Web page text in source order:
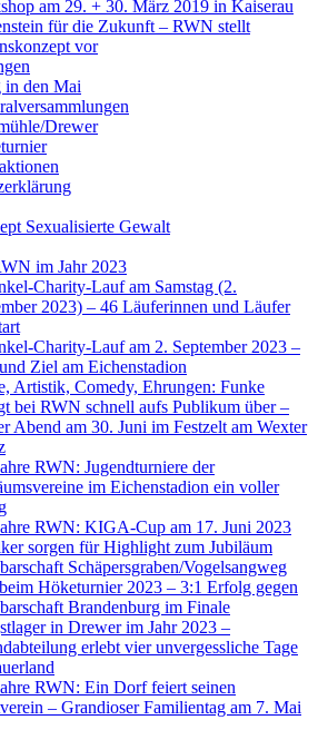
am 29. + 30. März 2019 in Kaiserau
für die Zukunft – RWN stellt
vor
in den Mai
Drewer
Sexualisierte Gewalt
im Jahr 2023
Charity-Lauf am Samstag (2.
2023) – 46 Läuferinnen und Läufer
Charity-Lauf am 2. September 2023 –
Ziel am Eichenstadion
Artistik, Comedy, Ehrungen: Funke
bei RWN schnell aufs Publikum über –
Abend am 30. Juni im Festzelt am Wexter
RWN: Jugendturniere der
im Eichenstadion ein voller
RWN: KIGA-Cup am 17. Juni 2023
sorgen für Highlight zum Jubiläum
Schäpersgraben/Vogelsangweg
Höketurnier 2023 – 3:1 Erfolg gegen
Brandenburg im Finale
in Drewer im Jahr 2023 –
erlebt vier unvergessliche Tage
RWN: Ein Dorf feiert seinen
– Grandioser Familientag am 7. Mai